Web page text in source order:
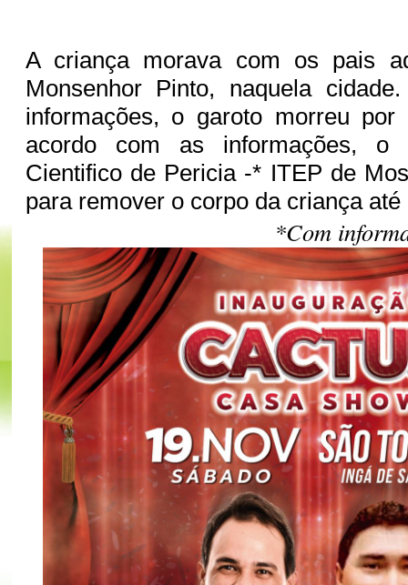
A criança morava com os pais
Monsenhor Pinto, naquela
informações, o garoto morreu por
acordo com as informações, o
Cientifico de Pericia -* ITEP de
para remover o corpo da criança
*Com